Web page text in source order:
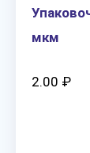
мкм
2.00 ₽